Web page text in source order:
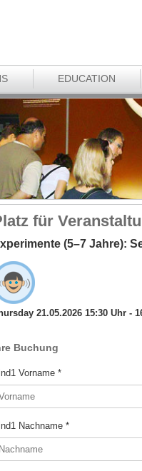
EDUCATION
für
(5–7 Jahre):
21.05.2026 15:30 Uhr -
Buchung
Vorname *
Nachname *